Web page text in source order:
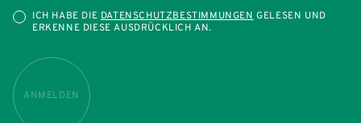
ICH HABE DIEDATENSCHUTZBESTIMMUNGENGELESEN UND
ERKENNE DIESE AUSDRÜCKLICH AN.
ANMELDEN